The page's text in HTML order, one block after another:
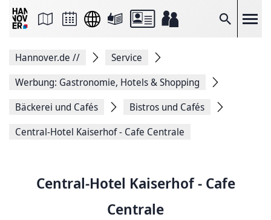
Suche
Seite
Facebook
teilen
Seitenlink
Seite
Hannover.de //
Service
Werbung: Gastronomie, Hotels & Shopping
Bäckerei und Cafés
Bistros und Cafés
Central-Hotel Kaiserhof - Cafe Centrale
Central-Hotel Kaiserhof - Cafe
Centrale